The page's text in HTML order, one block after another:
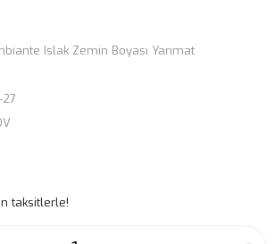
Islak Zemin Boyası Yarımat
taksitlerle!